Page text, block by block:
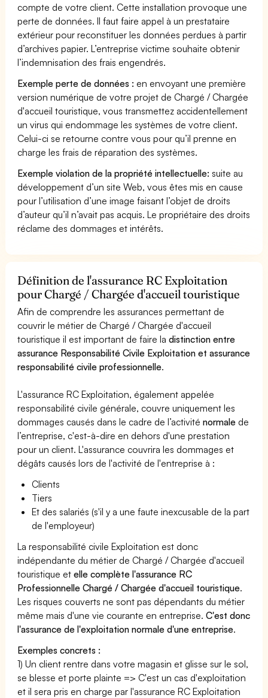
compte de votre client. Cette installation provoque une
perte de données. Il faut faire appel à un prestataire
extérieur pour reconstituer les données perdues à partir
d’archives papier. L’entreprise victime souhaite obtenir
l’indemnisation des frais engendrés.
Exemple perte de données : en envoyant une première
version numérique de votre projet de Chargé / Chargée
d'accueil touristique, vous transmettez accidentellement
un virus qui endommage les systèmes de votre client.
Celui-ci se retourne contre vous pour qu’il prenne en
charge les frais de réparation des systèmes.
Exemple violation de la propriété intellectuelle: suite au
développement d’un site Web, vous êtes mis en cause
pour l’utilisation d’une image faisant l’objet de droits
d’auteur qu’il n’avait pas acquis. Le propriétaire des droits
réclame des dommages et intérêts.
Définition de l'assurance RC Exploitation
pour Chargé / Chargée d'accueil touristique
Afin de comprendre les assurances permettant de
couvrir le métier de Chargé / Chargée d'accueil
touristique il est important de faire ladistinction entre
assurance Responsabilité Civile Exploitation et assurance
responsabilité civile professionnelle.
L'assurance RC Exploitation, également appelée
responsabilité civile générale, couvre uniquement les
dommages causés dans le cadre de l’activiténormale de
l’entreprise, c'est-à-dire en dehors d'une prestation
pour un client. L'assurance couvrira les dommages et
dégâts causés lors de l'activité de l'entreprise à :
Clients
Tiers
Et des salariés (s'il y a une faute inexcusable de la part
de l'employeur)
La responsabilité civile Exploitation est donc
indépendante du métier de Chargé / Chargée d'accueil
touristique etelle complète l'assurance RC
Professionnelle Chargé / Chargée d'accueil touristique.
Les risques couverts ne sont pas dépendants du métier
même mais d'une vie courante en entreprise.C'est donc
l'assurance de l'exploitation normale d'une entreprise.
Exemples concrets :
1) Un client rentre dans votre magasin et glisse sur le sol,
se blesse et porte plainte => C'est un cas d'exploitation
et il sera pris en charge par l'assurance RC Exploitation